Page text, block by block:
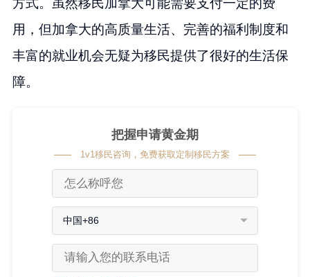
方式。虽然移民加拿大可能需要支付一定的费
用，但加拿大的高质量生活、完善的福利制度和
丰富的就业机会无疑为移民提供了很好的生活保
障。
把握申请黄金期
1v1移民咨询，免费获取定制移民方案
中国+86